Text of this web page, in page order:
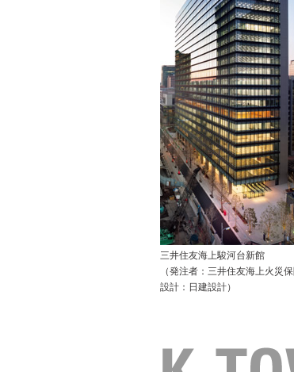
三井住友海上駿河台新館
（発注者：三井住友海上火災
設計：日建設計）